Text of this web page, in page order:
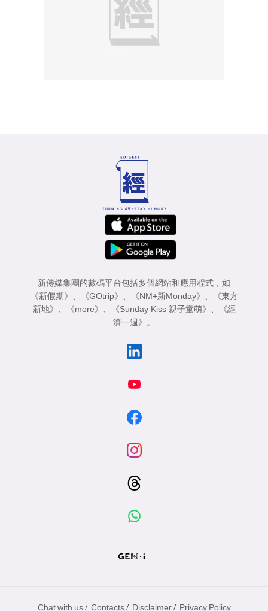
新傳媒集團的數碼平台包括多個網站和應用程式，如
《新假期》
《GOtrip》 《NM+新Monday》
《東方
新地》
《more》 《Sunday Kiss 親子童萌》
《經
濟一週》
。
Chat with us / Contacts / Disclaimer / Privacy Policy